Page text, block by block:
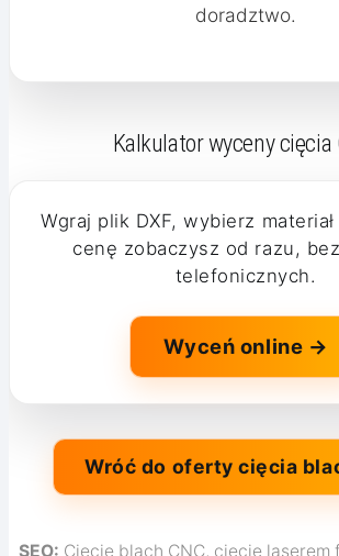
doradztwo.
Kalkulator wyceny cięcia
Wgraj plik DXF, wybierz
cenę zobaczysz od razu,
telefonicznych.
Wyceń online →
Wróć do oferty cięcia
SEO: Cięcie blach CNC, cięcie laserem